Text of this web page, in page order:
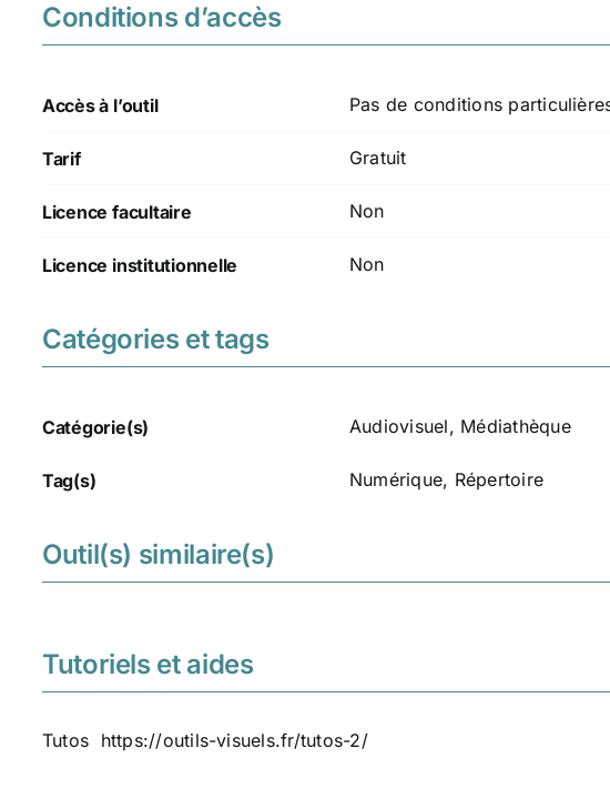
Conditions d’accès
Accès à l’outil Pas de conditions
Tarif Gratuit
Licence facultaire Non
Licence institutionnelle Non
Catégories et tags
Catégorie(s) Audiovisuel, Médiathèque
Tag(s) Numérique, Répertoire
Outil(s) similaire(s)
Tutoriels et aides
Tutos https://outils-visuels.fr/tutos-2/